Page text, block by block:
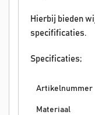
Hierbij bieden
specifificaties.
Specificaties;
Artikelnummer
Materiaal